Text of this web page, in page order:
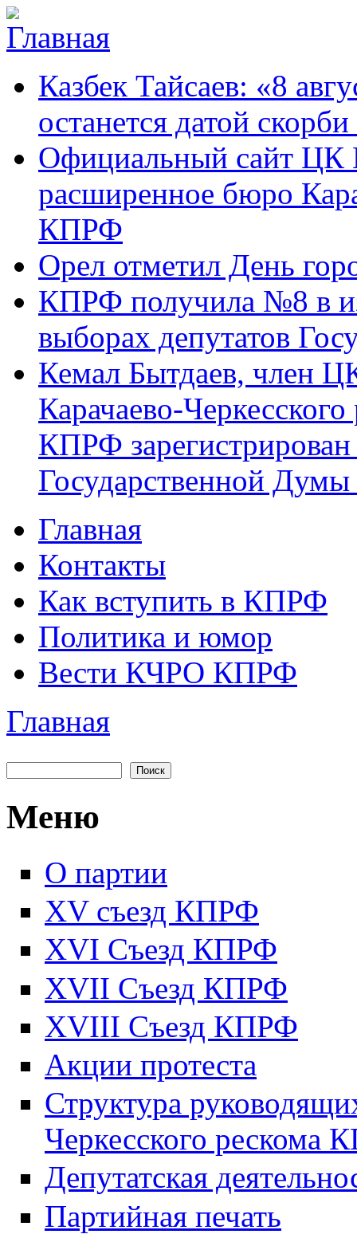
Перейти к основному содержанию
Черкесское
республиканское
отделение
Коммунистической
партии Российской
Федерации
аргументы,
факты Казбек Тайсаев: «8
останется датой
Официальный сайт ЦК
расширенное бюро
КПРФ
Орел отметил День
КПРФ получила №8 в
выборах депутатов
Кемал Бытдаев, член
Карачаево-
КПРФ
Государственной
Главное меню
Главная
Контакты
Как вступить в КПРФ
Политика и юмор
Вести КЧРО КПРФ
Вы здесь
Главная
Форма поиска
Меню
О партии
XV съезд КПРФ
XVI Съезд КПРФ
XVII Cъезд КПРФ
XVIII Cъезд КПРФ
Акции протеста
Структура
Черкесского рескома
Депутатская
Партийная печать